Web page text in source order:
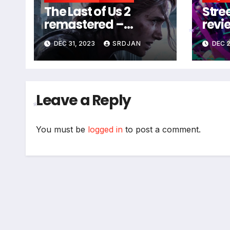
The Last of Us 2
remastered –
coming soon
DEC 31, 2023 SRDJAN DEC
Leave a Reply
You must be logged in to post a comment.